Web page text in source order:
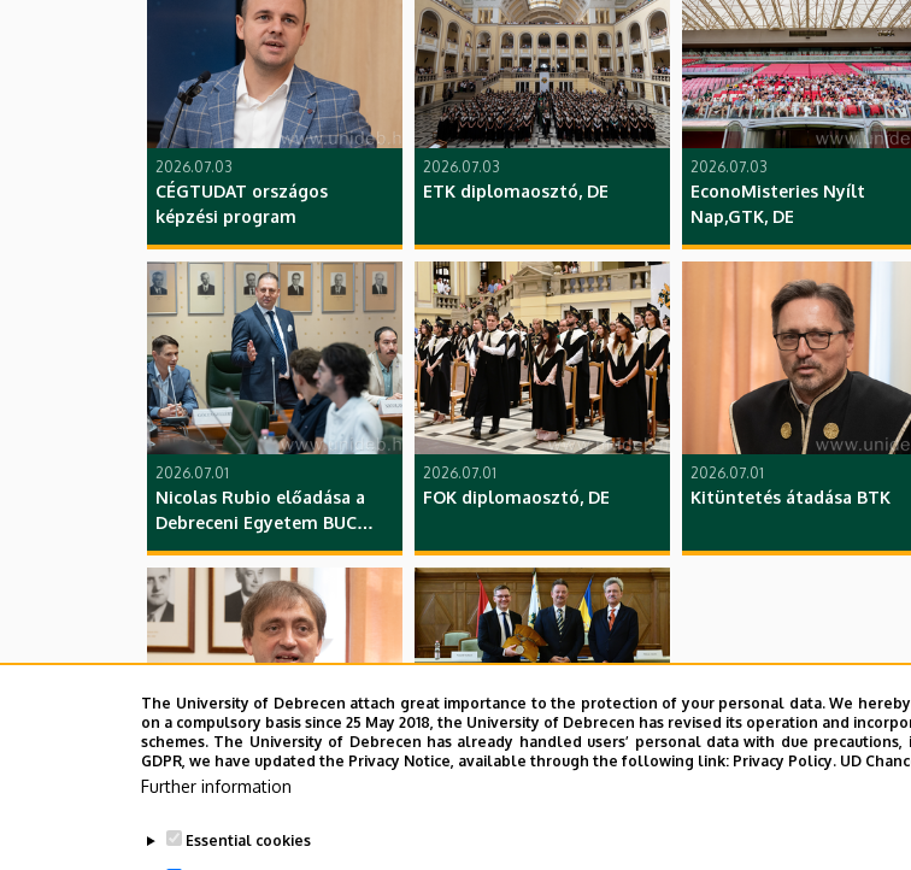
2026.07.03
CÉGTUDAT országos
képzési program
2026.07.03
ETK diplomaosztó, DE
2026.07.03
EconoMisteries Nyílt
Nap,GTK, DE
2026.07.01
Nicolas Rubio előadása a
Debreceni Egyetem BUC
Nagytanácstermében
2026.07.01
FOK diplomaosztó, DE
2026.07.01
Kitüntetés átadása BTK
2026.07.01
The University of Debrecen attach great importance to the protection of your personal data. We
on a compulsory basis since 25 May 2018, the University of Debrecen has revised its operation and
schemes. The University of Debrecen has already handled users’ personal data with due
GDPR, we have updated the Privacy Notice, available through the following link: Privacy Policy. UD
Further information
Essential cookies